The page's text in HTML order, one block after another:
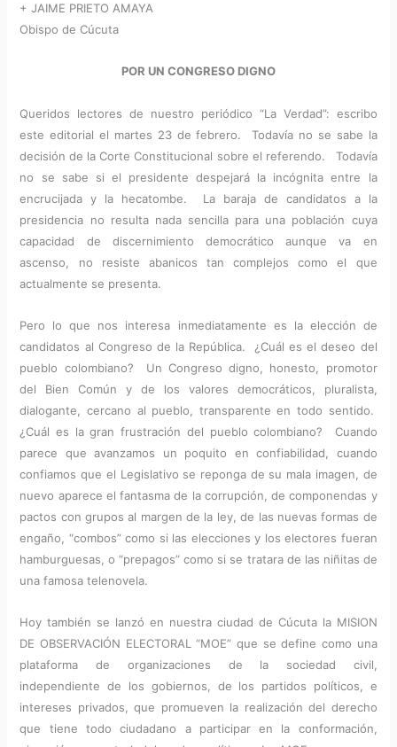
+ JAIME PRIETO AMAYA
Obispo de Cúcuta
POR UN CONGRESO DIGNO
Queridos lectores de nuestro periódico “La Verdad”: escribo
este editorial el martes 23 de febrero. Todavía no se sabe la
decisión de la Corte Constitucional sobre el referendo. Todavía
no se sabe si el presidente despejará la incógnita entre la
encrucijada y la hecatombe. La baraja de candidatos a la
presidencia no resulta nada sencilla para una población cuya
capacidad de discernimiento democrático aunque va en
ascenso, no resiste abanicos tan complejos como el que
actualmente se presenta.
Pero lo que nos interesa inmediatamente es la elección de
candidatos al Congreso de la República. ¿Cuál es el deseo del
pueblo colombiano? Un Congreso digno, honesto, promotor
del Bien Común y de los valores democráticos, pluralista,
dialogante, cercano al pueblo, transparente en todo sentido.
¿Cuál es la gran frustración del pueblo colombiano? Cuando
parece que avanzamos un poquito en confiabilidad, cuando
confiamos que el Legislativo se reponga de su mala imagen, de
nuevo aparece el fantasma de la corrupción, de componendas y
pactos con grupos al margen de la ley, de las nuevas formas de
engaño, “combos” como si las elecciones y los electores fueran
hamburguesas, o “prepagos” como si se tratara de las niñitas de
una famosa telenovela.
Hoy también se lanzó en nuestra ciudad de Cúcuta la MISION
DE OBSERVACIÓN ELECTORAL “MOE” que se define como una
plataforma de organizaciones de la sociedad civil,
independiente de los gobiernos, de los partidos políticos, e
intereses privados, que promueven la realización del derecho
que tiene todo ciudadano a participar en la conformación,